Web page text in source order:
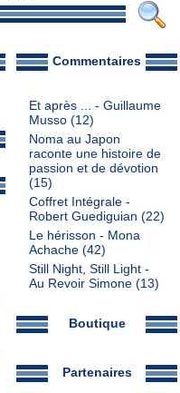
Commentaires
Et après ... - Guillaume
Musso(12)
Noma au Japon
raconte une histoire de
passion et de dévotion
(15)
Coffret Intégrale -
Robert Guediguian (22)
Le hérisson - Mona
Achache(42)
Still Night, Still Light -
Au Revoir Simone(13)
Boutique
Partenaires